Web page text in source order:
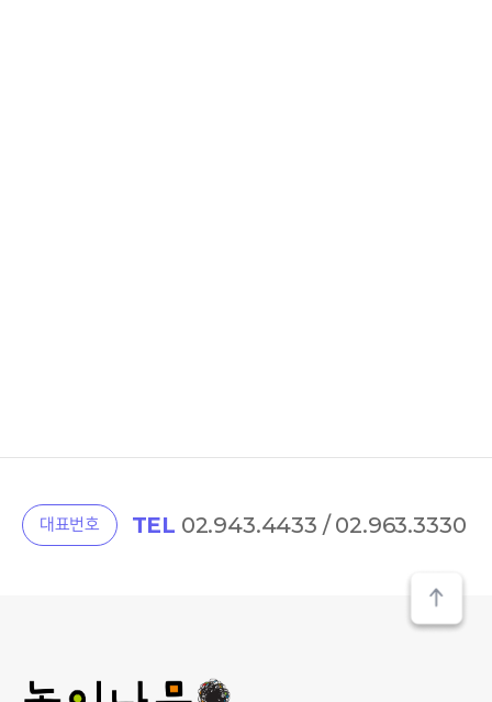
대표번호 TEL 02.943.4433 / 02.963.3330